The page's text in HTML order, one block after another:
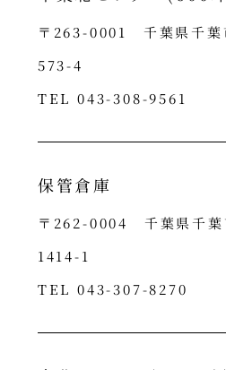
〒263-0001 千葉県千葉
573-4
TEL 043-308-9561
保管倉庫
〒262-0004 千葉県千葉
1414-1
TEL 043-307-8270